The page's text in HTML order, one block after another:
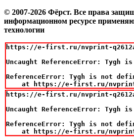
© 2007-2026 Фёрст. Все права
информационном ресурсе
технологии
https://e-first.ru/nvprint-q2612a-
Uncaught ReferenceError: Tygh
ReferenceError: Tygh is not
at https://e-first.ru/
https://e-first.ru/nvprint-q2612a-
Uncaught ReferenceError: Tygh
ReferenceError: Tygh is not
at https://e-first.ru/